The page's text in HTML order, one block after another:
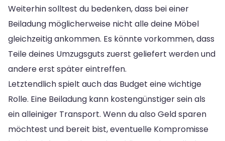
Weiterhin solltest du bedenken, dass bei einer
Beiladung möglicherweise nicht alle deine Möbel
gleichzeitig ankommen. Es könnte vorkommen, dass
Teile deines Umzugsguts zuerst geliefert werden und
andere erst später eintreffen.
Letztendlich spielt auch das Budget eine wichtige
Rolle. Eine Beiladung kann kostengünstiger sein als
ein alleiniger Transport. Wenn du also Geld sparen
möchtest und bereit bist, eventuelle Kompromisse